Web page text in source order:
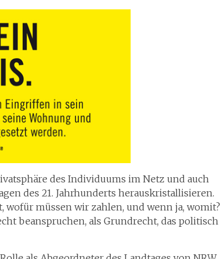
des Individuums im Netz und auch
des 21. Jahrhunderts herauskristallisieren.
wofür müssen wir zahlen, und wenn ja, womit?
beanspruchen, als Grundrecht, das politisch